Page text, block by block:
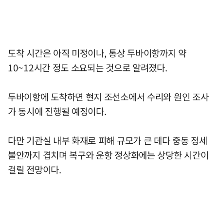
도착 시간은 아직 미정이나, 통상 두바이항까지 약
10~12시간 정도 소요되는 것으로 알려졌다.
두바이항에 도착하면 현지 조선소에서 수리와 원인 조사
가 동시에 진행될 예정이다.
다만 기관실 내부 화재로 피해 규모가 큰 데다 중동 정세
불안까지 겹치며 복구와 운항 정상화에는 상당한 시간이
걸릴 전망이다.